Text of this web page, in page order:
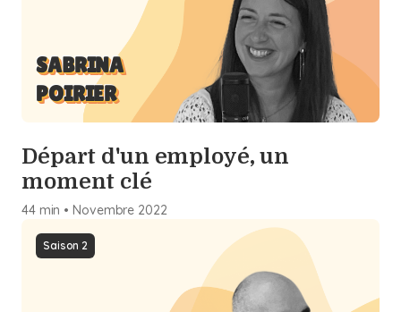
SABRINA
POIRIER
Départ d'un employé, un
moment clé
44 min • Novembre 2022
Saison 2